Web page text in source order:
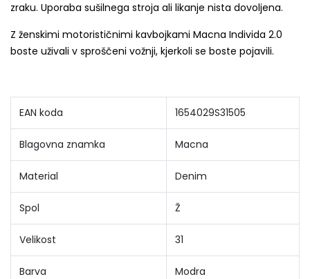
zraku. Uporaba sušilnega stroja ali likanje nista dovoljena.
Z ženskimi motorističnimi kavbojkami Macna Individa 2.0
boste uživali v sproščeni vožnji, kjerkoli se boste pojavili.
EAN koda 1654029S31505
Blagovna znamka Macna
Material Denim
Spol Ž
Velikost 31
Barva Modra